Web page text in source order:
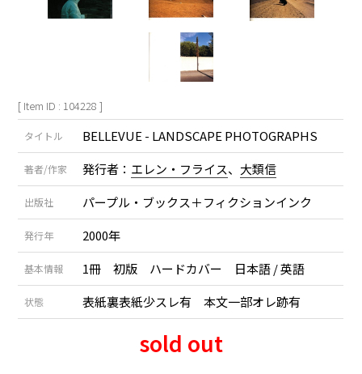
[ Item ID : 104228 ]
タイトル BELLEVUE - LANDSCAPE PHOTOGRAPHS
著者/作家 発行者： エレン・フライス、 大類信
出版社 パープル・ブックス＋フィクションインク
発行年 2000年
基本情報 1冊 初版 ハードカバー 日本語 / 英語
状態 表紙裏表紙少スレ有 本文一部オレ跡有
sold out